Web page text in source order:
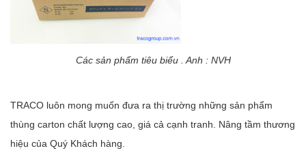
Các sản phẩm tiêu biểu . Anh : NVH
TRACO luôn mong muốn đưa ra thị trường những sản phẩm
thùng carton chất lượng cao, giá cả cạnh tranh. Nâng tầm thương
hiệu của Quý Khách hàng.